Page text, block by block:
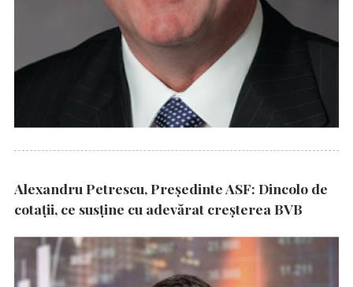
Alexandru Petrescu, Președinte ASF: Dincolo de
cotații, ce susține cu adevărat creșterea BVB